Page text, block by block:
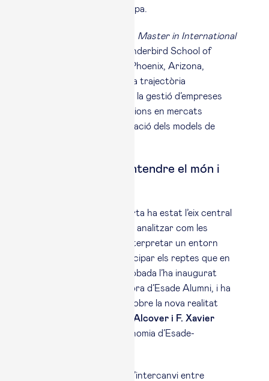
càrrecs directius a Europa.
Master in International
per la Thunderbird School of
Global Management de Phoenix, Arizona,
Laguarta representa una trajectòria
internacional vinculada a la gestió d’empreses
globals, la presa de decisions en mercats
complexos i la transformació dels models de
Una jornada per entendre el món i
La conversa amb Laguarta ha estat l’eix central
d’una jornada dedicada a analitzar com les
organitzacions poden interpretar un entorn
global més complex i anticipar els reptes que en
marcaran el futur. La trobada l’ha inaugurat
directora d’Esade Alumni, i ha
comptat amb un diàleg sobre la nova realitat
Jorge Alcover i F. Xavier
, catedràtic d’Economia d’Esade-
A partir d’aquest marc, l’intercanvi entre